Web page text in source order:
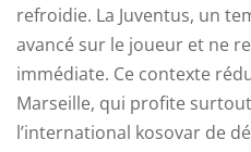
refroidie. La Juventus, un
avancé sur le joueur et ne
immédiate. Ce contexte
Marseille, qui profite
l’international kosovar de